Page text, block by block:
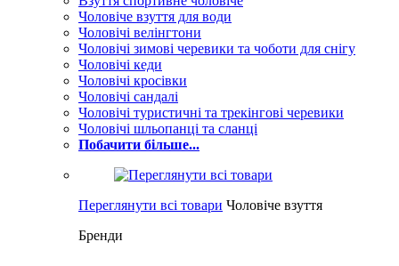
Чоловіче взуття для води
Чоловічі велінгтони
Чоловічі зимові черевики та чоботи для снігу
Чоловічі кеди
Чоловічі кросівки
Чоловічі сандалі
Чоловічі туристичні та трекінгові черевики
Чоловічі шльопанці та сланці
Побачити більше...
Переглянути всі товари Чоловіче взуття
Бренди